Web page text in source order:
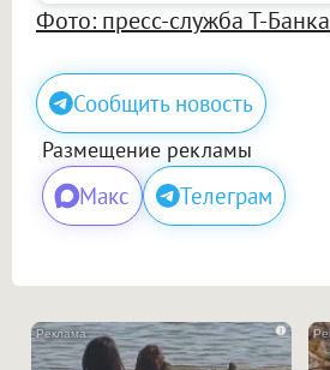
Фото: пресс-служба Т-Банка
Сообщить новость
Размещение рекламы
Макс Телеграм
i